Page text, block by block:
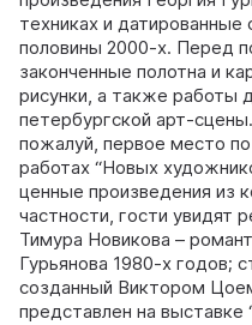
техниках и
половины 2000-х. Перед
законченные полотна и
рисунки, а также работы
петербургской арт-
пожалуй, первое место
работах “Новых
ценные произведения из
частности, гости увидят
Тимура Новикова –
Гурьянова 1980-х годов;
созданный Виктором
представлен на выставке